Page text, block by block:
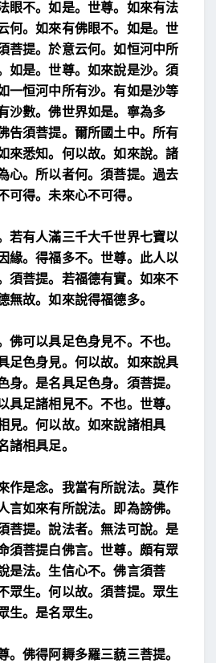
眼不。如 是。世尊。如來有法
何。如來有佛眼不。如是。世
菩提。於意云何。如恒河中所
如是。世尊。如來說是沙。須
一恒河中所有沙。有如是沙等
沙數。佛世界如是。寧為多
告須菩提。爾所國土中。所有
來悉知。 何以故。如來說。諸
心。 所以者何。須菩提。過去
可得。未來心不可得。
若有人滿三千大千世界七寶以
緣。得福多不。世尊。此人以
須菩提。若福德有實。如來不
無故。如來說得福德多。
佛可以具足色身見不。不也。
足色身見。何以故。如來說具
身。是名具足色身。須菩提。
具足諸相見不。不也。世尊。
見。何以故。如來說諸相具
諸相具足。
作是念。我當有所說法。莫作
言如來有所說法。即為謗佛。
菩提。說法者。無法可說。是
須菩提白佛言。世尊。頗有眾
是法。生信心不。佛言須菩
眾生。何以故。須菩提。眾生
生。是名眾生。
。佛得阿耨多羅三藐三菩提。